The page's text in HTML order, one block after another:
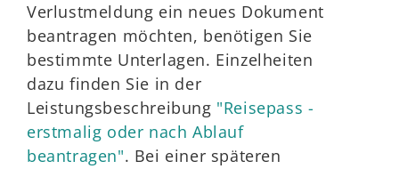
Verlustmeldung ein neues Dokument
beantragen möchten, benötigen Sie
bestimmte Unterlagen. Einzelheiten
dazu finden Sie in der
Leistungsbeschreibung "Reisepass -
erstmalig oder nach Ablauf
beantragen". Bei einer späteren